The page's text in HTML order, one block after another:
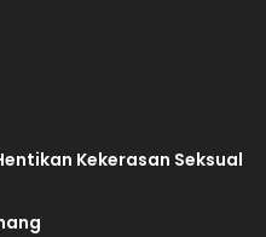
Kekerasan Seksual